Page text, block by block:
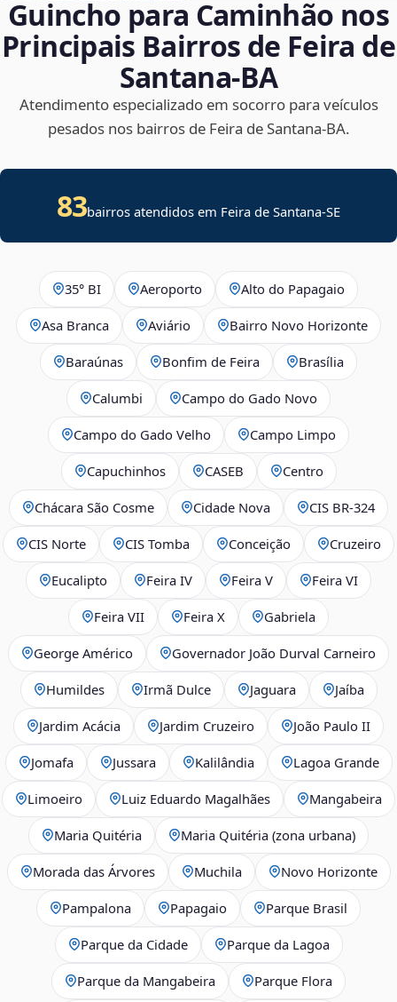
Guincho para Caminhão nos
Principais Bairros de Feira de
Santana‑BA
Atendimento especializado em socorro para veículos
pesados nos bairros de Feira de Santana‑BA.
83bairros atendidos em Feira de Santana-SE
35° BI Aeroporto Alto do Papagaio
Asa Branca Aviário Bairro Novo Horizonte
Baraúnas Bonfim de Feira Brasília
Calumbi Campo do Gado Novo
Campo do Gado Velho Campo Limpo
Capuchinhos CASEB Centro
Chácara São Cosme Cidade Nova CIS BR‑324
CIS Norte CIS Tomba Conceição Cruzeiro
Eucalipto Feira IV Feira V Feira VI
Feira VII Feira X Gabriela
George Américo Governador João Durval Carneiro
Humildes Irmã Dulce Jaguara Jaíba
Jardim Acácia Jardim Cruzeiro João Paulo II
Jomafa Jussara Kalilândia Lagoa Grande
Limoeiro Luiz Eduardo Magalhães Mangabeira
Maria Quitéria Maria Quitéria (zona urbana)
Morada das Árvores Muchila Novo Horizonte
Pampalona Papagaio Parque Brasil
Parque da Cidade Parque da Lagoa
Parque da Mangabeira Parque Flora